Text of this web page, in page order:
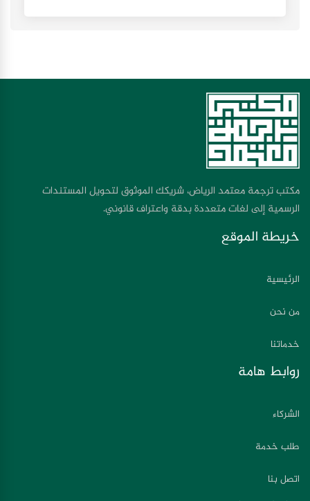
مكتب ترجمة معتمد الرياض، شريكك الموثوق لتحويل المستندات
الرسمية إلى لغات متعددة بدقة واعتراف قانوني.
خريطة الموقع
الرئيسية
من نحن
خدماتنا
روابط هامة
الشركاء
طلب خدمة
اتصل بنا